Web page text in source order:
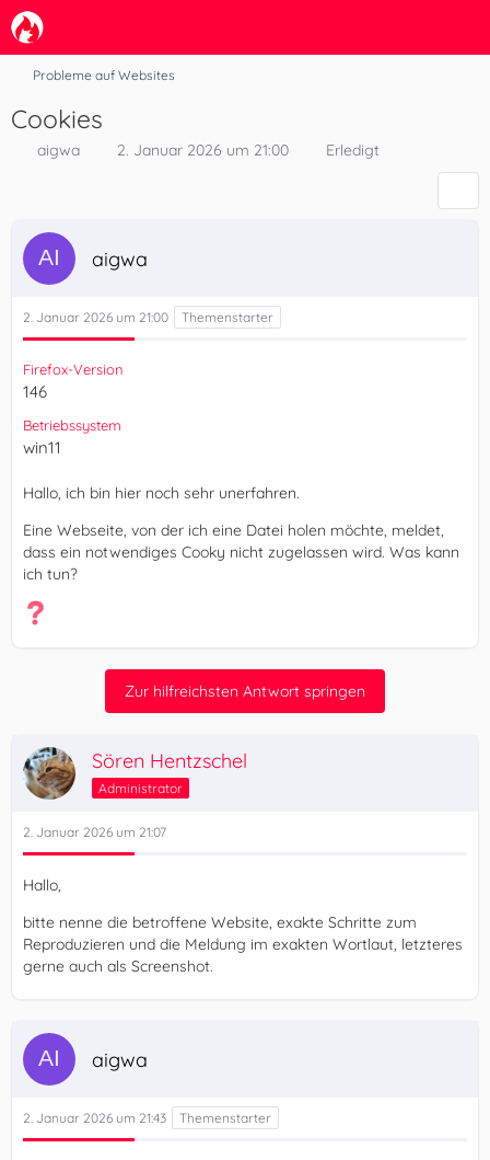
Probleme auf Websites
Cookies
aigwa 2. Januar 2026 um 21:00 Erledigt
aigwa
2. Januar 2026 um 21:00
Firefox-Version
146
Betriebssystem
win11
Hallo, ich bin hier noch sehr unerfahren.
Eine Webseite, von der ich eine Datei holen möchte, meldet,
dass ein notwendiges Cooky nicht zugelassen wird. Was kann
ich tun?
Zur hilfreichsten Antwort springen
Sören Hentzschel
Administrator
2. Januar 2026 um 21:07
Hallo,
bitte nenne die betroffene Website, exakte Schritte zum
Reproduzieren und die Meldung im exakten Wortlaut, letzteres
gerne auch als Screenshot.
aigwa
2. Januar 2026 um 21:43